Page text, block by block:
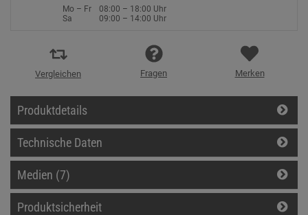
Mo – Fr
08:00 – 18:00 Uhr
Sa
09:00 – 14:00 Uhr
Vergleichen Fragen Merken
Produktdetails
Technische Daten
Medien (7)
Produktsicherheit